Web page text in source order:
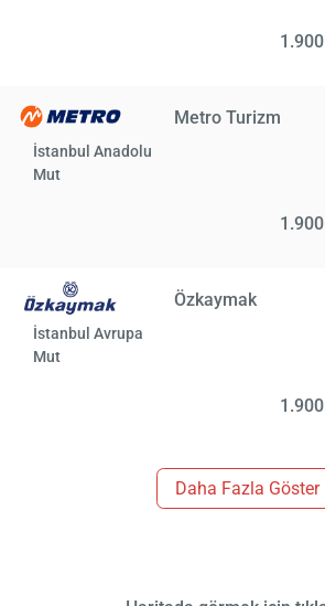
Metro Turizm
İstanbul Anadolu
Mut
Özkaymak
İstanbul Avrupa
Mut
Daha Fazla Göster